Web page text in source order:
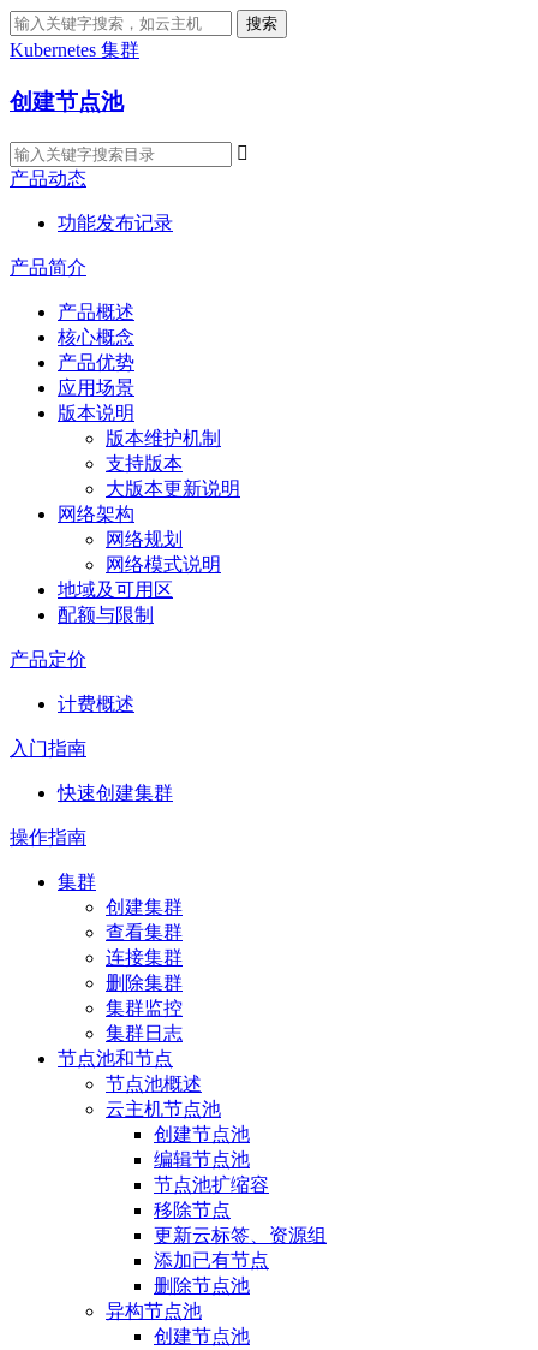
搜索
Kubernetes 集群
创建节点池

产品动态
功能发布记录
产品简介
产品概述
核心概念
产品优势
应用场景
版本说明
版本维护机制
支持版本
大版本更新说明
网络架构
网络规划
网络模式说明
地域及可用区
配额与限制
产品定价
计费概述
入门指南
快速创建集群
操作指南
集群
创建集群
查看集群
连接集群
删除集群
集群监控
集群日志
节点池和节点
节点池概述
云主机节点池
创建节点池
编辑节点池
节点池扩缩容
移除节点
更新云标签、资源组
添加已有节点
删除节点池
异构节点池
创建节点池